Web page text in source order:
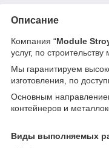
Описание
Компания “Modulе
услуг, по
Мы гаранитируем
изготовления, по
Основным
контейнеров и
Виды выполняемых